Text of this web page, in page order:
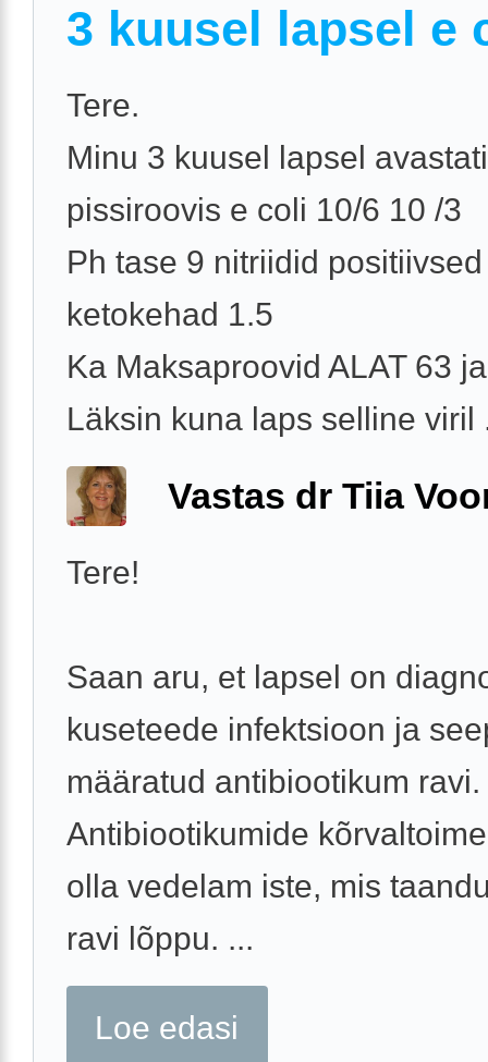
3 kuusel lapsel e
Tere.
Minu 3 kuusel lapsel avastati
pissiroovis e coli 10/6 10 /3
Ph tase 9 nitriidid positiivsed
ketokehad 1.5
Ka Maksaproovid ALAT 63
Läksin kuna laps selline viril
Vastas dr Tiia
Tere!
Saan aru, et lapsel on
kuseteede infektsioon ja
määratud antibiootikum ravi.
Antibiootikumide
olla vedelam iste, mis
ravi lõppu. ...
Loe edasi